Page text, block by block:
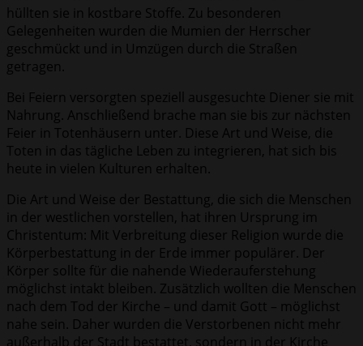
hüllten sie in kostbare Stoffe. Zu besonderen
Gelegenheiten wurden die Mumien der Herrscher
geschmückt und in Umzügen durch die Straßen
getragen.
Bei Feiern versorgten speziell ausgesuchte Diener sie mit
Nahrung. Anschließend brache man sie bis zur nächsten
Feier in Totenhäusern unter. Diese Art und Weise, die
Toten in das tägliche Leben zu integrieren, hat sich bis
heute in vielen Kulturen erhalten.
Die Art und Weise der Bestattung, die sich die Menschen
in der westlichen vorstellen, hat ihren Ursprung im
Christentum: Mit Verbreitung dieser Religion wurde die
Körperbestattung in der Erde immer populärer. Der
Körper sollte für die nahende Wiederauferstehung
möglichst intakt bleiben. Zusätzlich wollten die Menschen
nach dem Tod der Kirche – und damit Gott – möglichst
nahe sein. Daher wurden die Verstorbenen nicht mehr
außerhalb der Stadt bestattet, sondern in der Kirche